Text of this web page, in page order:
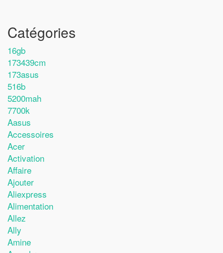
Catégories
16gb
173439cm
173asus
516b
5200mah
7700k
Aasus
Accessoires
Acer
Activation
Affaire
Ajouter
Aliexpress
Alimentation
Allez
Ally
Amine